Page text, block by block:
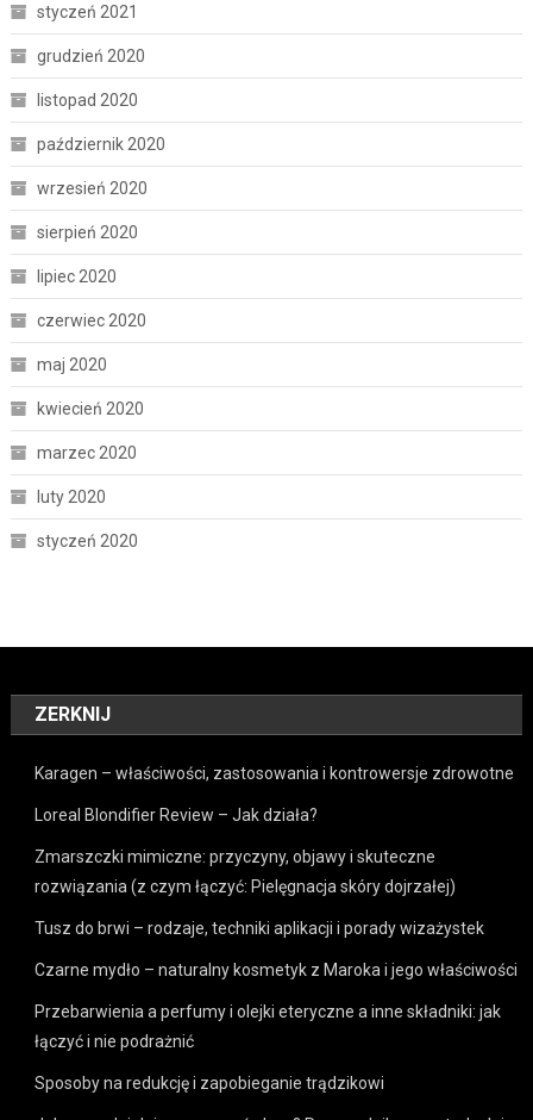
styczeń 2021
grudzień 2020
listopad 2020
październik 2020
wrzesień 2020
sierpień 2020
lipiec 2020
czerwiec 2020
maj 2020
kwiecień 2020
marzec 2020
luty 2020
styczeń 2020
ZERKNIJ
Karagen – właściwości, zastosowania i kontrowersje zdrowotne
Loreal Blondifier Review – Jak działa?
Zmarszczki mimiczne: przyczyny, objawy i skuteczne
rozwiązania (z czym łączyć: Pielęgnacja skóry dojrzałej)
Tusz do brwi – rodzaje, techniki aplikacji i porady wizażystek
Czarne mydło – naturalny kosmetyk z Maroka i jego właściwości
Przebarwienia a perfumy i olejki eteryczne a inne składniki: jak
łączyć i nie podrażnić
Sposoby na redukcję i zapobieganie trądzikowi